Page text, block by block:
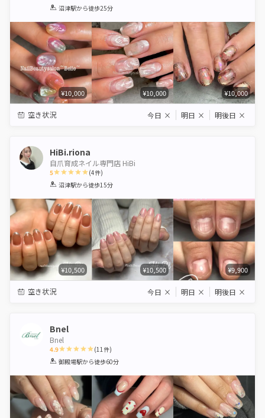
1 2 3 4 5
沼津駅から徒歩25分
¥10,000 ¥10,000 ¥10,000
空き状況 今日 × 明日 × 明後日 ×
HiBi.riona
自爪育成ネイル専門店 HiBi
5
1 2 3 4 5
(4件)
沼津駅から徒歩15分
¥10,500 ¥10,500 ¥9,900
空き状況 今日 × 明日 × 明後日 ×
Bnel
Bnel
4.9
1 2 3 4 5
(11件)
御殿場駅から徒歩60分